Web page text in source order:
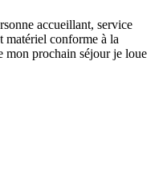
accueillant, service
matériel conforme à la
mon prochain séjour je loue